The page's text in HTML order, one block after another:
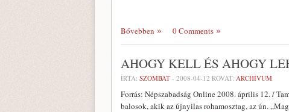
Bővebben 0 Comments
AHOGY KELL ÉS AHOGY
ÍRTA: SZOMBAT - 2008-04-12 ROVAT: ARCHÍVUM
Forrás: Népszabadság Online 2008. április 12. /
balosok, akik az újnyilas rohamosztag, az ún.